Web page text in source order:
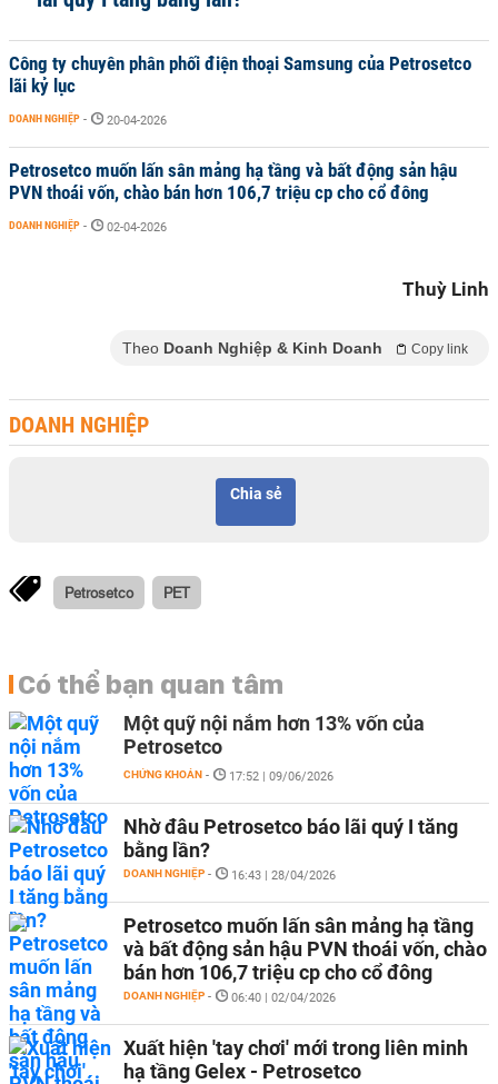
Công ty chuyên phân phối điện thoại Samsung của Petrosetco
lãi kỷ lục
DOANH NGHIỆP - 20-04-2026
Petrosetco muốn lấn sân mảng hạ tầng và bất động sản hậu
PVN thoái vốn, chào bán hơn 106,7 triệu cp cho cổ đông
DOANH NGHIỆP - 02-04-2026
Thuỳ Linh
Theo Doanh Nghiệp & Kinh Doanh Copy link
DOANH NGHIỆP
Chia sẻ
Petrosetco PET
Có thể bạn quan tâm
Một quỹ nội nắm hơn 13% vốn của
Petrosetco
CHỨNG KHOÁN - 17:52 | 09/06/2026
Nhờ đâu Petrosetco báo lãi quý I tăng
bằng lần?
DOANH NGHIỆP - 16:43 | 28/04/2026
Petrosetco muốn lấn sân mảng hạ tầng
và bất động sản hậu PVN thoái vốn, chào
bán hơn 106,7 triệu cp cho cổ đông
DOANH NGHIỆP - 06:40 | 02/04/2026
Xuất hiện 'tay chơi' mới trong liên minh
hạ tầng Gelex - Petrosetco